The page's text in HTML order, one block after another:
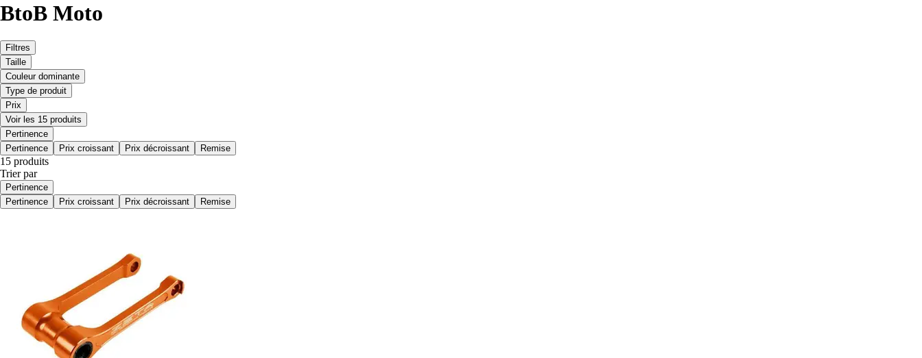
BtoB Moto
Filtres
Taille
Couleur dominante
Type de produit
Prix
Voir les 15 produits
Pertinence
Pertinence
Prix croissant Prix décroissant Remise
15 produits
Trier par
Pertinence
Pertinence
Prix croissant Prix décroissant Remise